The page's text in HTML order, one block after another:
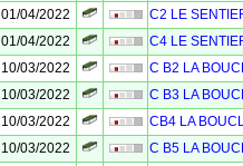
01/04/2022
C2 LE
01/04/2022
C4 LE
10/03/2022
C B2 LA
10/03/2022
C B3 LA
10/03/2022
CB4 LA
10/03/2022
C B5 LA